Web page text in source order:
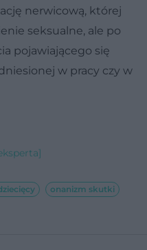
nerwicową, której
seksualne, ale po
pojawiającego się
w pracy czy w
onanizm skutki